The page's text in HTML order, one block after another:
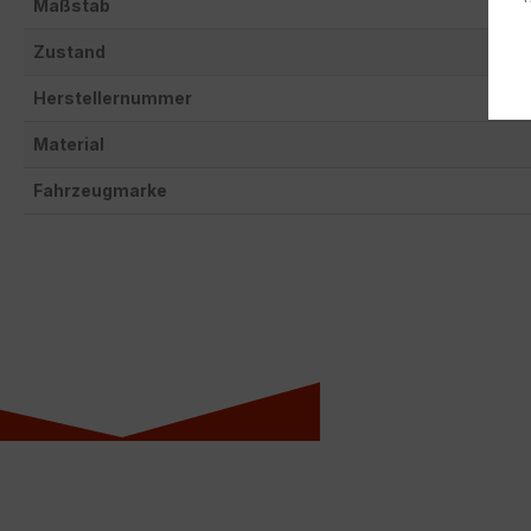
Maßstab
Zustand
Herstellernummer
Material
Fahrzeugmarke